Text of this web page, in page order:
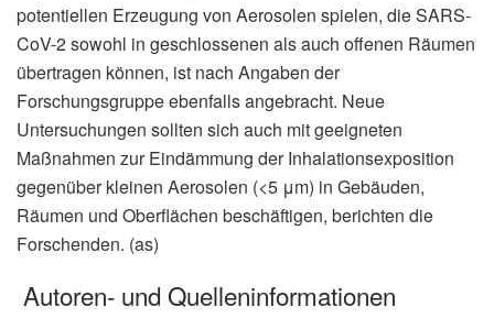
potentiellen Erzeugung von Aerosolen spielen, die SARS-
CoV-2 sowohl in geschlossenen als auch offenen Räumen
übertragen können, ist nach Angaben der
Forschungsgruppe ebenfalls angebracht. Neue
Untersuchungen sollten sich auch mit geeigneten
Maßnahmen zur Eindämmung der Inhalationsexposition
gegenüber kleinen Aerosolen (<5 μm) in Gebäuden,
Räumen und Oberflächen beschäftigen, berichten die
Forschenden. (as)
Autoren- und Quelleninformationen